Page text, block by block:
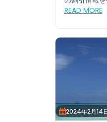
READ MORE
2024年2月14